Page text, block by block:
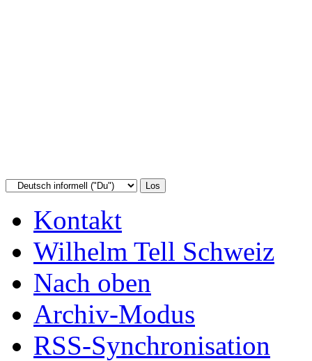
Kontakt
Wilhelm Tell Schweiz
Nach oben
Archiv-Modus
RSS-Synchronisation